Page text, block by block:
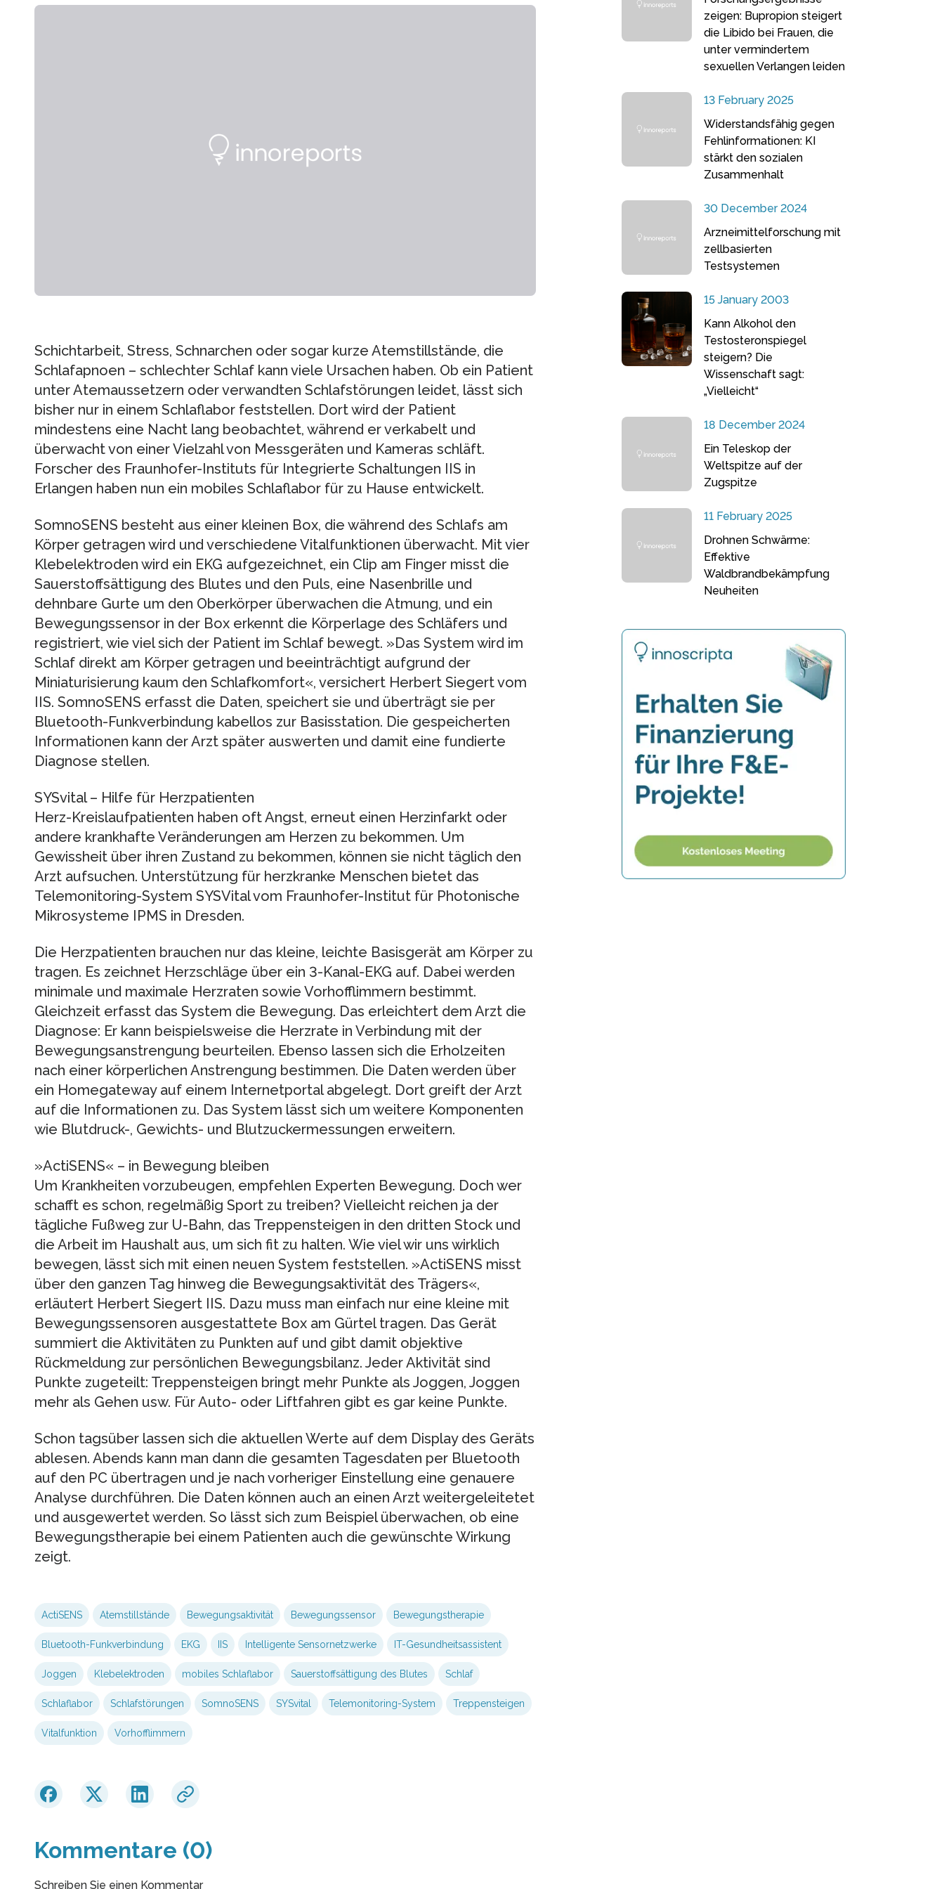
Schichtarbeit, Stress, Schnarchen oder sogar kurze Atemstillstände, die
Schlafapnoen – schlechter Schlaf kann viele Ursachen haben. Ob ein Patient
unter Atemaussetzern oder verwandten Schlafstörungen leidet, lässt sich
bisher nur in einem Schlaflabor feststellen. Dort wird der Patient
mindestens eine Nacht lang beobachtet, während er verkabelt und
überwacht von einer Vielzahl von Messgeräten und Kameras schläft.
Forscher des Fraunhofer-Instituts für Integrierte Schaltungen IIS in
Erlangen haben nun ein mobiles Schlaflabor für zu Hause entwickelt.
SomnoSENS besteht aus einer kleinen Box, die während des Schlafs am
Körper getragen wird und verschiedene Vitalfunktionen überwacht. Mit vier
Klebelektroden wird ein EKG aufgezeichnet, ein Clip am Finger misst die
Sauerstoffsättigung des Blutes und den Puls, eine Nasenbrille und
dehnbare Gurte um den Oberkörper überwachen die Atmung, und ein
Bewegungssensor in der Box erkennt die Körperlage des Schläfers und
registriert, wie viel sich der Patient im Schlaf bewegt. »Das System wird im
Schlaf direkt am Körper getragen und beeinträchtigt aufgrund der
Miniaturisierung kaum den Schlafkomfort«, versichert Herbert Siegert vom
IIS. SomnoSENS erfasst die Daten, speichert sie und überträgt sie per
Bluetooth-Funkverbindung kabellos zur Basisstation. Die gespeicherten
Informationen kann der Arzt später auswerten und damit eine fundierte
Diagnose stellen.
SYSvital – Hilfe für Herzpatienten
Herz-Kreislaufpatienten haben oft Angst, erneut einen Herzinfarkt oder
andere krankhafte Veränderungen am Herzen zu bekommen. Um
Gewissheit über ihren Zustand zu bekommen, können sie nicht täglich den
Arzt aufsuchen. Unterstützung für herzkranke Menschen bietet das
Telemonitoring-System SYSVital vom Fraunhofer-Institut für Photonische
Mikrosysteme IPMS in Dresden.
Die Herzpatienten brauchen nur das kleine, leichte Basisgerät am Körper zu
tragen. Es zeichnet Herzschläge über ein 3-Kanal-EKG auf. Dabei werden
minimale und maximale Herzraten sowie Vorhofflimmern bestimmt.
Gleichzeit erfasst das System die Bewegung. Das erleichtert dem Arzt die
Diagnose: Er kann beispielsweise die Herzrate in Verbindung mit der
Bewegungsanstrengung beurteilen. Ebenso lassen sich die Erholzeiten
nach einer körperlichen Anstrengung bestimmen. Die Daten werden über
ein Homegateway auf einem Internetportal abgelegt. Dort greift der Arzt
auf die Informationen zu. Das System lässt sich um weitere Komponenten
wie Blutdruck-, Gewichts- und Blutzuckermessungen erweitern.
»ActiSENS« – in Bewegung bleiben
Um Krankheiten vorzubeugen, empfehlen Experten Bewegung. Doch wer
schafft es schon, regelmäßig Sport zu treiben? Vielleicht reichen ja der
tägliche Fußweg zur U-Bahn, das Treppensteigen in den dritten Stock und
die Arbeit im Haushalt aus, um sich fit zu halten. Wie viel wir uns wirklich
bewegen, lässt sich mit einen neuen System feststellen. »ActiSENS misst
über den ganzen Tag hinweg die Bewegungsaktivität des Trägers«,
erläutert Herbert Siegert IIS. Dazu muss man einfach nur eine kleine mit
Bewegungssensoren ausgestattete Box am Gürtel tragen. Das Gerät
summiert die Aktivitäten zu Punkten auf und gibt damit objektive
Rückmeldung zur persönlichen Bewegungsbilanz. Jeder Aktivität sind
Punkte zugeteilt: Treppensteigen bringt mehr Punkte als Joggen, Joggen
mehr als Gehen usw. Für Auto- oder Liftfahren gibt es gar keine Punkte.
Schon tagsüber lassen sich die aktuellen Werte auf dem Display des Geräts
ablesen. Abends kann man dann die gesamten Tagesdaten per Bluetooth
auf den PC übertragen und je nach vorheriger Einstellung eine genauere
Analyse durchführen. Die Daten können auch an einen Arzt weitergeleitetet
und ausgewertet werden. So lässt sich zum Beispiel überwachen, ob eine
Bewegungstherapie bei einem Patienten auch die gewünschte Wirkung
zeigt.
ActiSENS Atemstillstände Bewegungsaktivität Bewegungssensor Bewegungstherapie
Bluetooth-Funkverbindung EKG IIS Intelligente Sensornetzwerke IT-Gesundheitsassistent
Joggen Klebelektroden mobiles Schlaflabor Sauerstoffsättigung des Blutes Schlaf
Schlaflabor Schlafstörungen SomnoSENS SYSvital Telemonitoring-System Treppensteigen
Vitalfunktion Vorhofflimmern
Kommentare (0)
Schreiben Sie einen Kommentar
zeigen: Bupropion steigert
die Libido bei Frauen, die
unter vermindertem
sexuellen Verlangen leiden
13 February 2025
Widerstandsfähig gegen
Fehlinformationen: KI
stärkt den sozialen
Zusammenhalt
30 December 2024
Arzneimittelforschung mit
zellbasierten
Testsystemen
15 January 2003
Kann Alkohol den
Testosteronspiegel
steigern? Die
Wissenschaft sagt:
„Vielleicht“
18 December 2024
Ein Teleskop der
Weltspitze auf der
Zugspitze
11 February 2025
Drohnen Schwärme:
Effektive
Waldbrandbekämpfung
Neuheiten